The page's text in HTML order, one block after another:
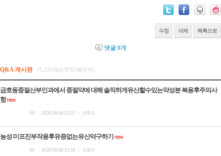
수정 삭제 목록으로
댓글 0개
Q&A 게시판 75,335개(1/3767페이지)
금호동중절산부인과에서 중절약에 대해 솔직하게유산할수있는약성분 복용후주의사
항new
00 2026.08.06 13:22 조회 0
농성 미프진부작용후유증없는유산약구하기 new
00 2026.08.06 13:16 조회 0